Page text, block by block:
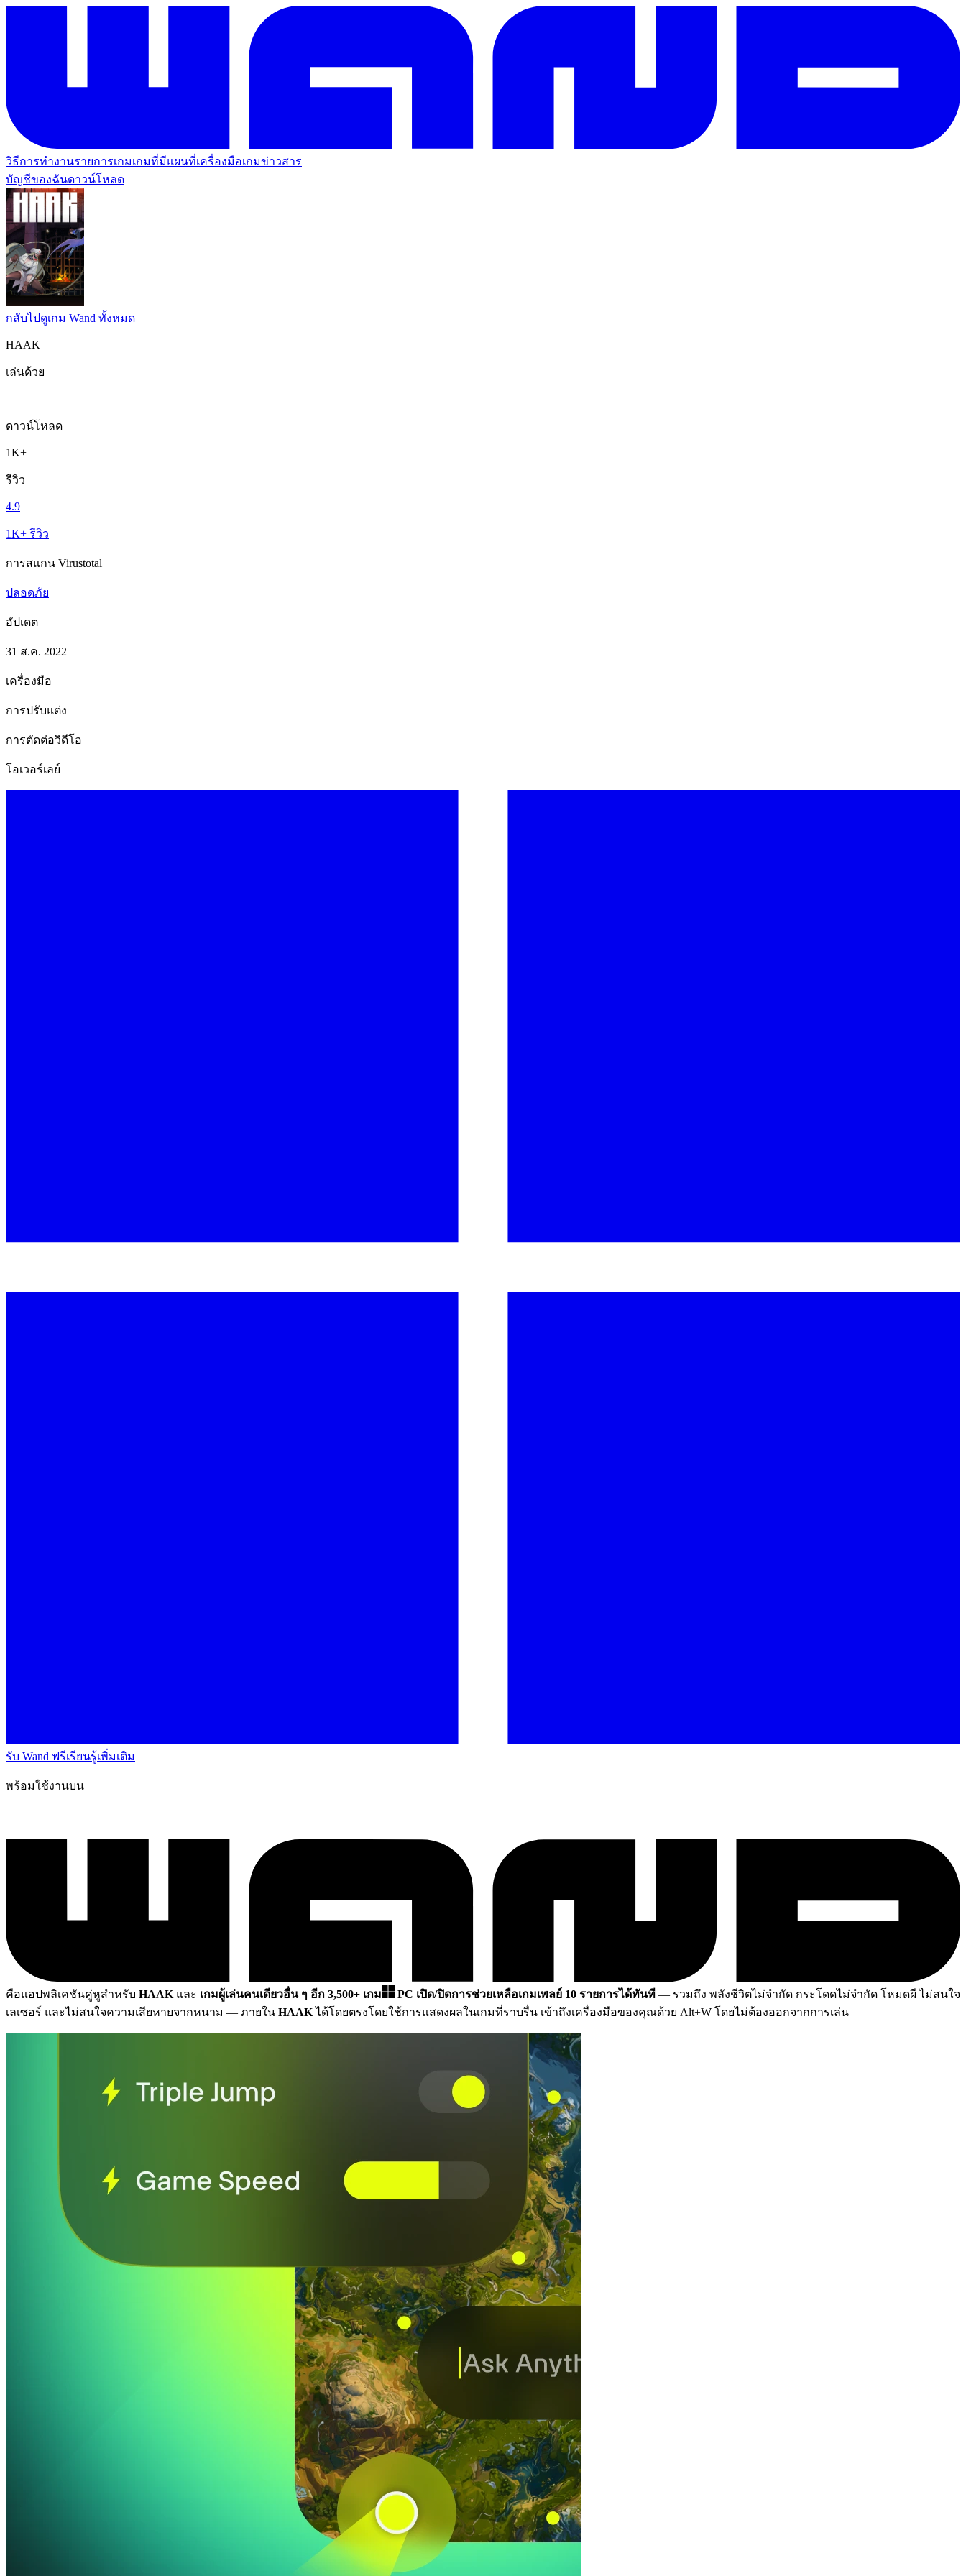
วิธีการทำงานรายการเกมเกมที่มีแผนที่เครื่องมือเกมข่าวสาร
บัญชีของฉันดาวน์โหลด
กลับไปดูเกม Wand ทั้งหมด
HAAK
เล่นด้วย
ดาวน์โหลด
1K+
รีวิว
4.9
1K+ รีวิว
การสแกน Virustotal
ปลอดภัย
อัปเดต
31 ส.ค. 2022
เครื่องมือ
การปรับแต่ง
การตัดต่อวิดีโอ
โอเวอร์เลย์
รับ Wand ฟรีเรียนรู้เพิ่มเติม
พร้อมใช้งานบน
คือแอปพลิเคชันคู่หูสำหรับ HAAK และ เกมผู้เล่นคนเดียวอื่น ๆ อีก 3,500+ เกม PC เปิด/ปิดการช่วยเหลือเกมเพลย์ 10 รายการได้ทันที — รวมถึง พลังชีวิตไม่จำกัด กระโดดไม่จำกัด โหมดผี ไม่สนใจ
เลเซอร์ และไม่สนใจความเสียหายจากหนาม — ภายใน HAAKได้โดยตรงโดยใช้การแสดงผลในเกมที่ราบรื่น เข้าถึงเครื่องมือของคุณด้วย Alt+W โดยไม่ต้องออกจากการเล่น